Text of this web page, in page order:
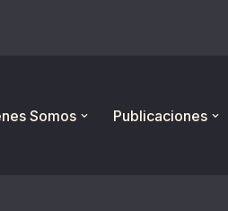
Somos Publicaciones